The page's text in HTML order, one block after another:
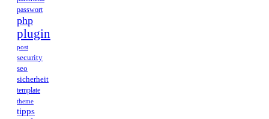
passwort
php
plugin
post
security
seo
sicherheit
template
theme
tipps